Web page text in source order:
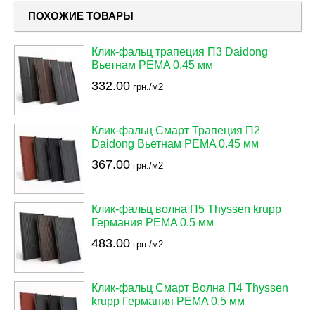
ПОХОЖИЕ ТОВАРЫ
Клик-фальц трапеция П3 Daidong
Вьетнам PEMA 0.45 мм
332.00 грн./м2
Клик-фальц Смарт Трапеция П2
Daidong Вьетнам PEMA 0.45 мм
367.00 грн./м2
Клик-фальц волна П5 Thyssen krupp
Германия PEMA 0.5 мм
483.00 грн./м2
Клик-фальц Смарт Волна П4 Thyssen
krupp Германия PEMA 0.5 мм